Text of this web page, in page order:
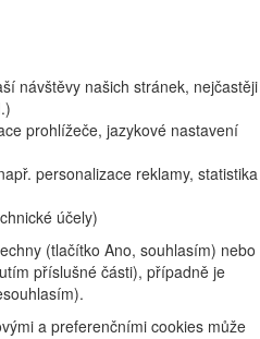
návštěvy našich stránek, nejčastěji
prohlížeče, jazykové nastavení
personalizace reklamy, statistika
účely)
(tlačítko Ano, souhlasím) nebo
příslušné části), případně je
a preferenčními cookies může